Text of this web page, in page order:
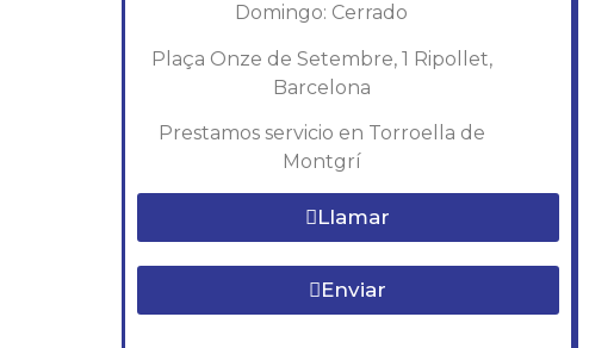
Domingo: Cerrado
Plaça Onze de Setembre, 1 Ripollet,
Barcelona
Prestamos servicio en Torroella de
Montgrí
Llamar
Enviar